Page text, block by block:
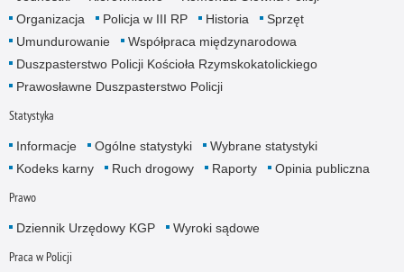
Organizacja
Policja w III RP Historia
Sprzęt
Umundurowanie
Współpraca międzynarodowa
Duszpasterstwo Policji Kościoła Rzymskokatolickiego
Prawosławne Duszpasterstwo Policji
Statystyka
Informacje Ogólne statystyki
Wybrane statystyki
Kodeks karny
Ruch drogowy Raporty Opinia publiczna
Prawo
Dziennik Urzędowy KGP Wyroki sądowe
Praca w Policji